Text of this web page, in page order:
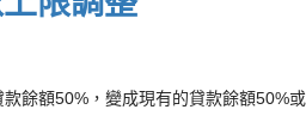
餘額50%，變成現有的貸款餘額50%